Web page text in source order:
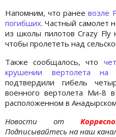
Напомним, что ранеевозле
погибших. Частный самолет
из школы пилотов Crazy
чтобы пролететь над
Также сообщалось, что
крушении вертолета на
подтвердили гибель
военного вертолета Ми-8
расположенном в
Новости от
Подписывайтесь на наш